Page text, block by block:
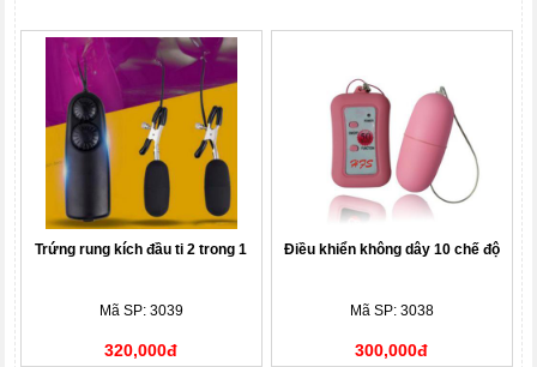
Trứng rung kích đầu ti 2 trong 1
Mã SP: 3039
320,000đ
Điều khiển không dây 10 chế độ
Mã SP: 3038
300,000đ